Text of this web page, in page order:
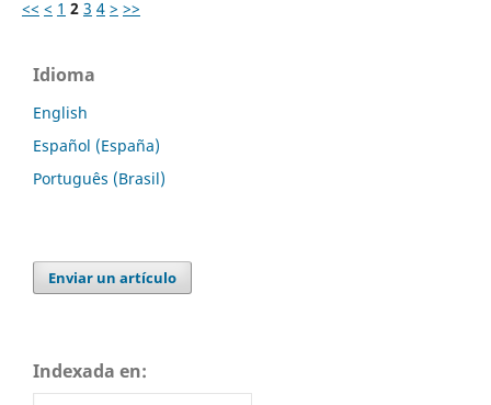
<< < 1 2 3 4 > >>
Idioma
English
Español (España)
Português (Brasil)
Enviar un artículo
Indexada en: